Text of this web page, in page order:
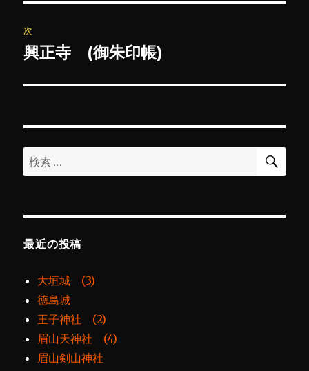
ビ
ゲ
ー
ン
投
稿:
次
次
投
興正寺 (御朱印帳)
検
索:
検
最近の投稿
大垣城 (3)
徳島城
王子神社 (2)
眉山天神社 (4)
眉山剣山神社